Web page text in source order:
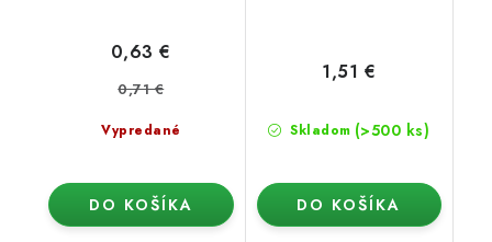
Vypredané
0,63 €
0,71 €
DO KOŠÍKA
Skladom (>500 ks)
1,51 €
DO KOŠÍKA